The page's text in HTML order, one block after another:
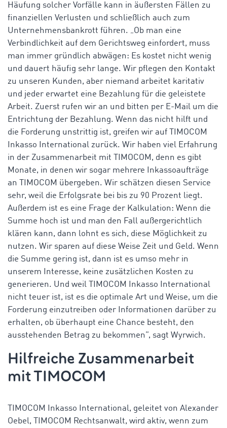
Häufung solcher Vorfälle kann in äußersten Fällen zu
finanziellen Verlusten und schließlich auch zum
Unternehmensbankrott führen. „Ob man eine
Verbindlichkeit auf dem Gerichtsweg einfordert, muss
man immer gründlich abwägen: Es kostet nicht wenig
und dauert häufig sehr lange. Wir pflegen den Kontakt
zu unseren Kunden, aber niemand arbeitet karitativ
und jeder erwartet eine Bezahlung für die geleistete
Arbeit. Zuerst rufen wir an und bitten per E-Mail um die
Entrichtung der Bezahlung. Wenn das nicht hilft und
die Forderung unstrittig ist, greifen wir auf TIMOCOM
Inkasso International zurück. Wir haben viel Erfahrung
in der Zusammenarbeit mit TIMOCOM, denn es gibt
Monate, in denen wir sogar mehrere Inkassoaufträge
an TIMOCOM übergeben. Wir schätzen diesen Service
sehr, weil die Erfolgsrate bei bis zu 90 Prozent liegt.
Außerdem ist es eine Frage der Kalkulation: Wenn die
Summe hoch ist und man den Fall außergerichtlich
klären kann, dann lohnt es sich, diese Möglichkeit zu
nutzen. Wir sparen auf diese Weise Zeit und Geld. Wenn
die Summe gering ist, dann ist es umso mehr in
unserem Interesse, keine zusätzlichen Kosten zu
generieren. Und weil TIMOCOM Inkasso International
nicht teuer ist, ist es die optimale Art und Weise, um die
Forderung einzutreiben oder Informationen darüber zu
erhalten, ob überhaupt eine Chance besteht, den
ausstehenden Betrag zu bekommen”, sagt Wyrwich.
Hilfreiche Zusammenarbeit
mit TIMOCOM
TIMOCOM Inkasso International, geleitet von Alexander
Oebel, TIMOCOM Rechtsanwalt, wird aktiv, wenn zum